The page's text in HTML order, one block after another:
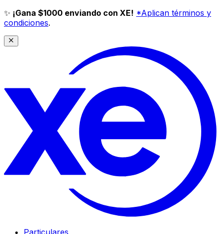
✨ ¡Gana $1000 enviando con XE! *Aplican términos y
condiciones.